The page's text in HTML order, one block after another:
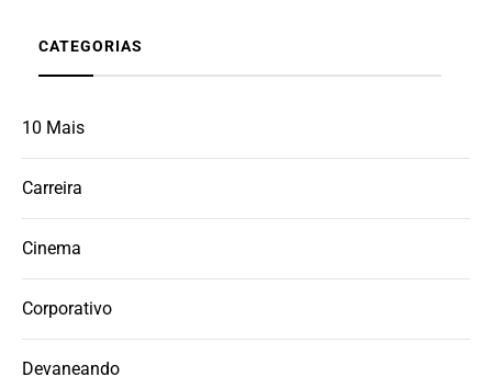
CATEGORIAS
10 Mais
Carreira
Cinema
Corporativo
Devaneando